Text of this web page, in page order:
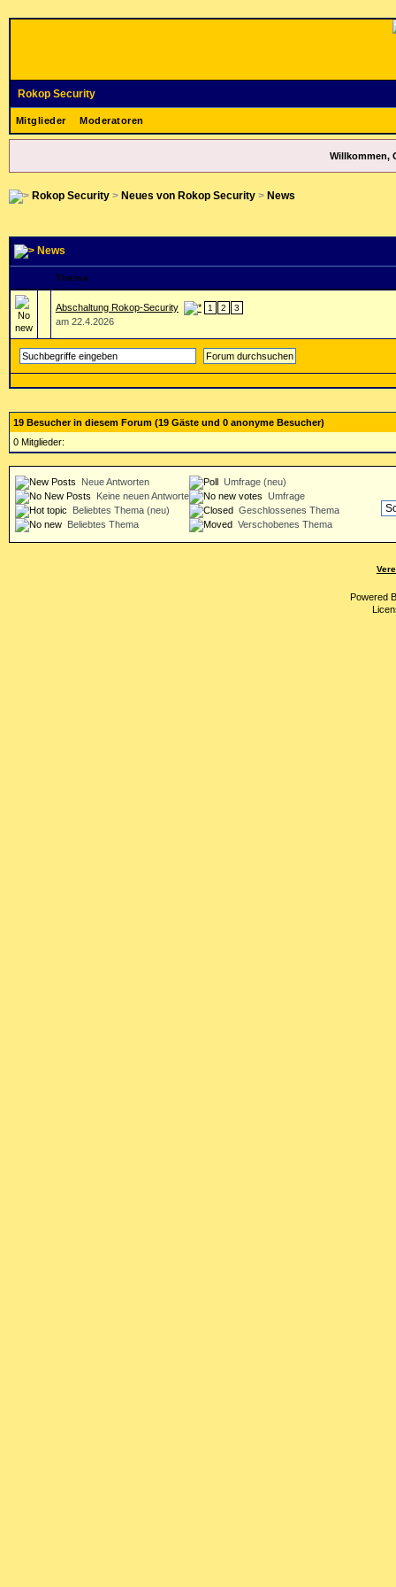
Rokop Security
Mitglieder Moderatoren
Willkommen,
Rokop Security> Neues von Rokop Security> News
News
Thema
Abschaltung Rokop-Security 1 2 3
am 22.4.2026
19 Besucher in diesem Forum (19 Gäste und 0 anonyme Besucher)
0 Mitglieder:
Neue Antworten
Keine neuen Antworten
Beliebtes Thema (neu)
Beliebtes Thema
Umfrage (neu)
Umfrage
Geschlossenes Thema
Verschobenes Thema
Powered